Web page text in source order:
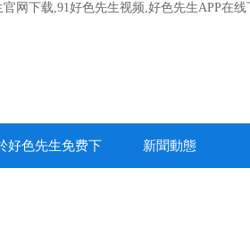
网下载,91好色先生视频,好色先生APP在线
好色先生免费下 新聞動態